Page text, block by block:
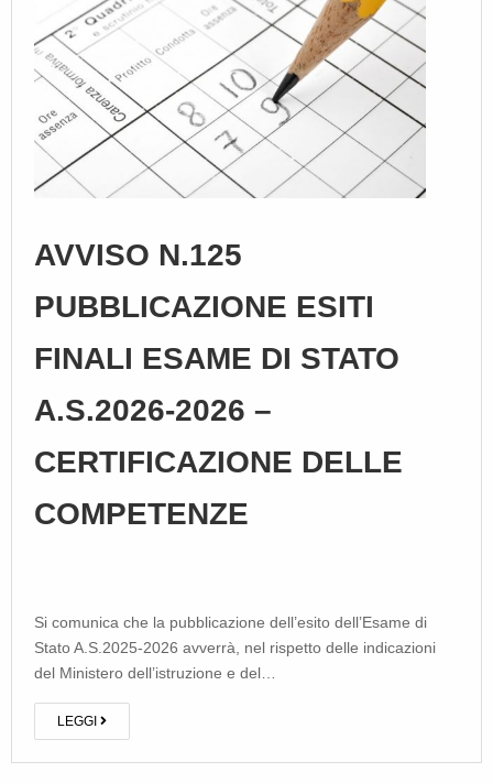
AVVISO N.125
PUBBLICAZIONE ESITI
FINALI ESAME DI STATO
A.S.2026-2026 –
CERTIFICAZIONE DELLE
COMPETENZE
Si comunica che la pubblicazione dell’esito dell’Esame di
Stato A.S.2025-2026 avverrà, nel rispetto delle indicazioni
del Ministero dell’istruzione e del…
LEGGI